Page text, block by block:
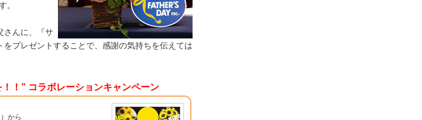
。
さんに、『サ
プレゼントすることで、感謝の気持ちを伝えては
！” コラボレーションキャンペーン
から